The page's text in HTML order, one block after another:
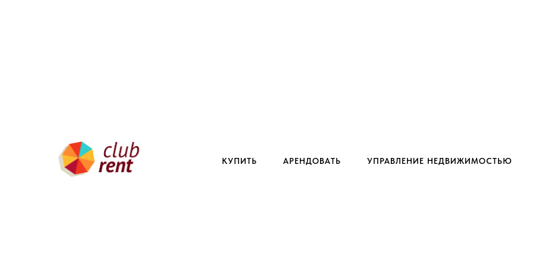
КУПИТЬ АРЕНДОВАТЬ УПРАВЛЕНИЕ НЕДВИЖИМОСТЬЮ